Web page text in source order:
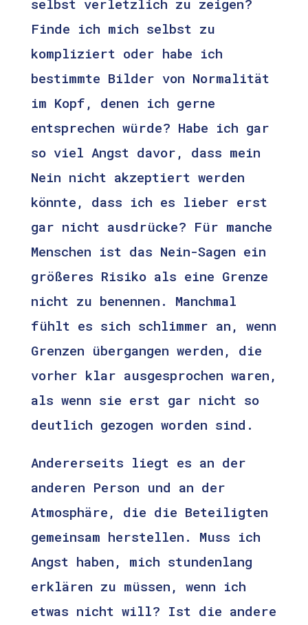
selbst verletzlich zu zeigen?
Finde ich mich selbst zu
kompliziert oder habe ich
bestimmte Bilder von Normalität
im Kopf, denen ich gerne
entsprechen würde? Habe ich gar
so viel Angst davor, dass mein
Nein nicht akzeptiert werden
könnte, dass ich es lieber erst
gar nicht ausdrücke? Für manche
Menschen ist das Nein-Sagen ein
größeres Risiko als eine Grenze
nicht zu benennen. Manchmal
fühlt es sich schlimmer an, wenn
Grenzen übergangen werden, die
vorher klar ausgesprochen waren,
als wenn sie erst gar nicht so
deutlich gezogen worden sind.
Andererseits liegt es an der
anderen Person und an der
Atmosphäre, die die Beteiligten
gemeinsam herstellen. Muss ich
Angst haben, mich stundenlang
erklären zu müssen, wenn ich
etwas nicht will? Ist die andere